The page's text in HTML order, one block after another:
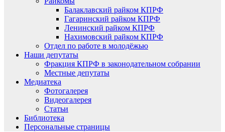
Балаклавский райком КПРФ
Гагаринский райком КПРФ
Ленинский райком КПРФ
Нахимовский райком КПРФ
Отдел по работе в молодёжью
Наши депутаты
Фракция КПРФ в законодательном собрании
Местные депутаты
Медиатека
Фотогалерея
Видеогалерея
Статьи
Библиотека
Персональные страницы